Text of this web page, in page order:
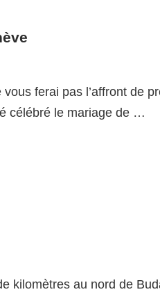
ferai pas l’affront de
célébré le mariage de …
kilomètres au nord de